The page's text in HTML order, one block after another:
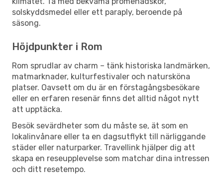
solskyddsmedel eller ett paraply, beroende på
säsong.
Höjdpunkter i Rom
Rom sprudlar av charm – tänk historiska landmärken,
matmarknader, kulturfestivaler och natursköna
platser. Oavsett om du är en förstagångsbesökare
eller en erfaren resenär finns det alltid något nytt
att upptäcka.
Besök sevärdheter som du måste se, ät som en
lokalinvånare eller ta en dagsutflykt till närliggande
städer eller naturparker. Travellink hjälper dig att
skapa en reseupplevelse som matchar dina intressen
och ditt resetempo.